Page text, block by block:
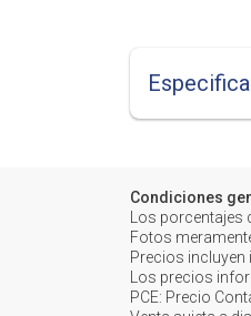
Condiciones
Los
Fotos
Precios incluyen
Los precios
PCE: Precio